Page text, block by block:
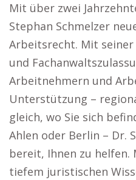
Mit über zwei
Stephan Schmelzer
Arbeitsrecht. Mit
und
Arbeitnehmern und
Unterstützung –
gleich, wo Sie sich
Ahlen oder Berlin – Dr.
bereit, Ihnen zu helfen.
tiefem juristischen